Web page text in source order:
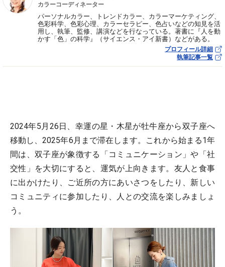
カラーコーディネーター
パーソナルカラー、トレンドカラー、カラーマーケティング、
色彩科学、色彩心理、カラーセラピー、色占いなどの知見を活
用し、執筆、監修、講演などを行なっている。著書に『人を動
かす「色」の科学』（サイエンス・アイ新書）などがある。
プロフィール詳細
執筆記事一覧
2024年5月26日、幸運の星・木星が牡牛座から双子座へ
移動し、2025年6月まで滞在します。これから始まる1年
間は、双子座が象徴する「コミュニケーション」や「社
交性」を大切にすると、運気が上向きます。友人と食事
に出かけたり、ご近所の方にあいさつをしたり、新しい
コミュニティに参加したり、人との交流を楽しみましょ
う。